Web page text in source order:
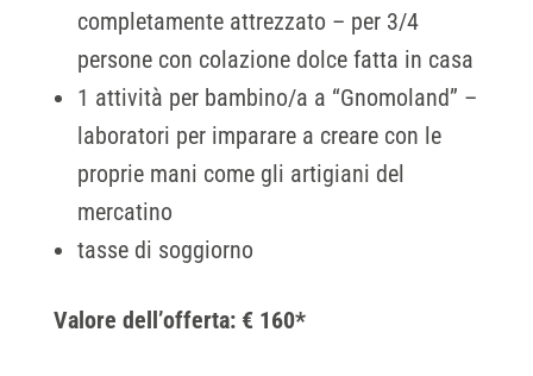
completamente attrezzato – per 3/4
persone con colazione dolce fatta in casa
1 attività per bambino/a a “Gnomoland” –
laboratori per imparare a creare con le
proprie mani come gli artigiani del
mercatino
tasse di soggiorno
Valore dell’offerta: € 160*